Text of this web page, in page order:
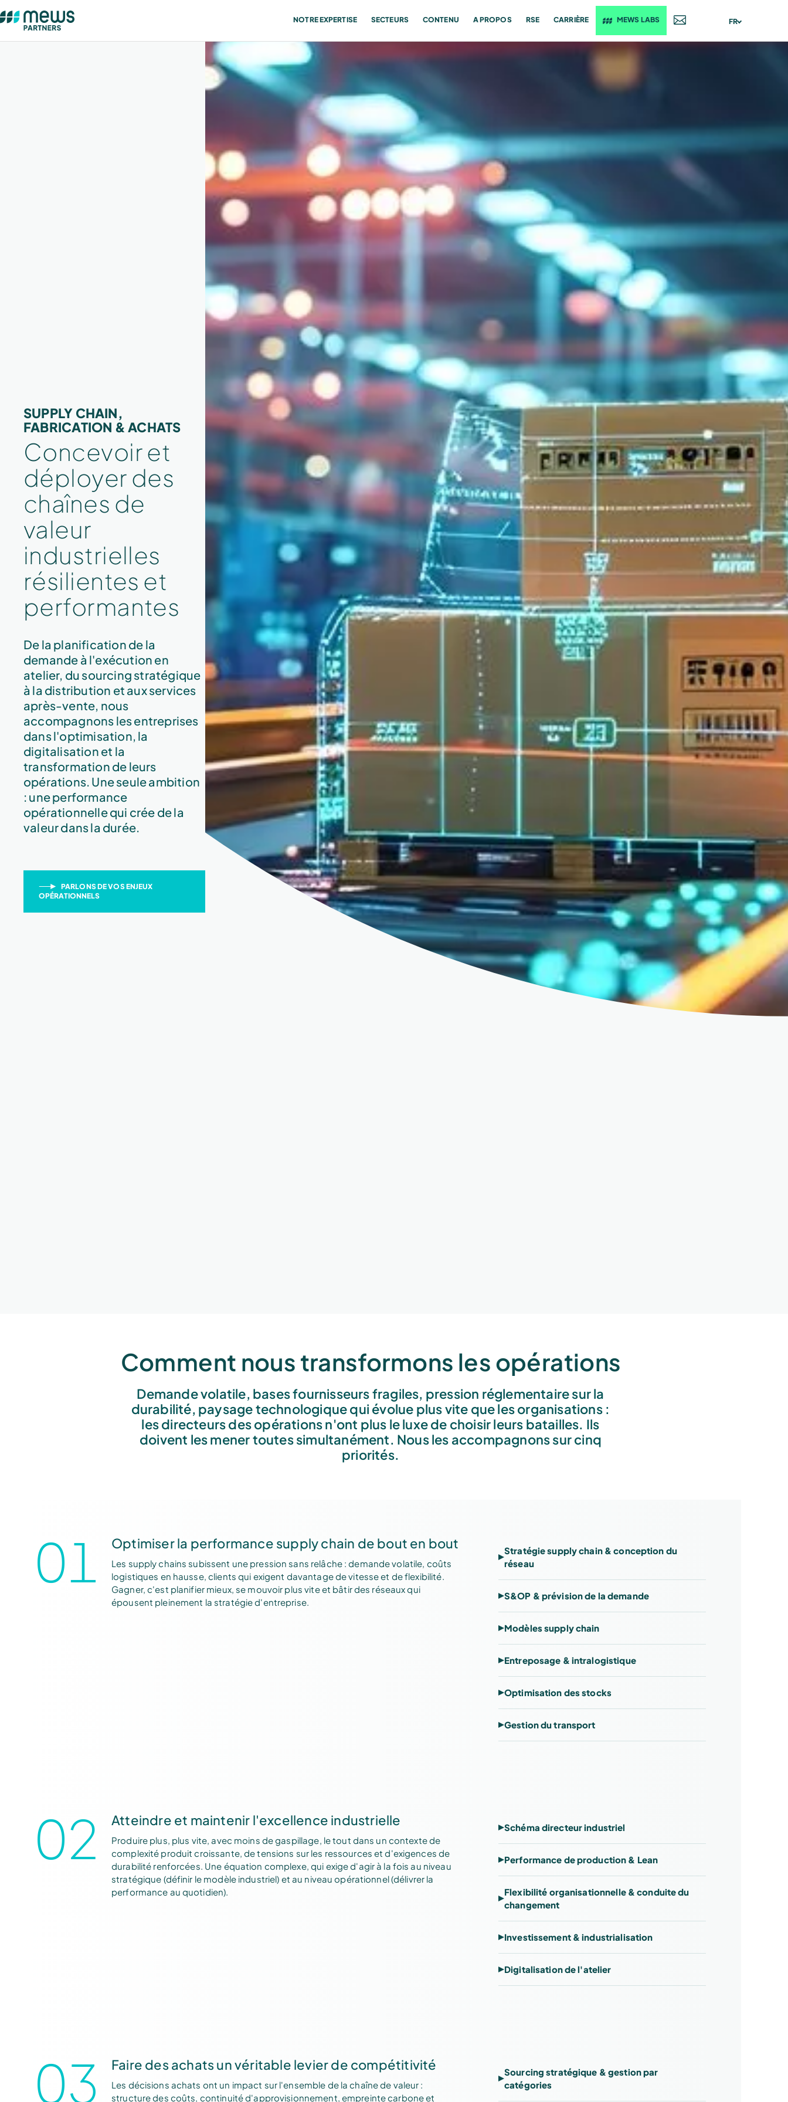
NOTRE EXPERTISE SECTEURS CONTENU A PROPOS RSE CARRIÈRE MEWS LABS FR
SUPPLY CHAIN,
FABRICATION & ACHATS
Concevoir et
déployer des
chaînes de
valeur
industrielles
résilientes et
performantes
De la planification de la
demande à l'exécution en
atelier, du sourcing stratégique
à la distribution et aux services
après-vente, nous
accompagnons les entreprises
dans l'optimisation, la
digitalisation et la
transformation de leurs
opérations. Une seule ambition
: une performance
opérationnelle qui crée de la
valeur dans la durée.
PARLONS DE VOS ENJEUX
OPÉRATIONNELS
Comment nous transformons les opérations
Demande volatile, bases fournisseurs fragiles, pression réglementaire sur la
durabilité, paysage technologique qui évolue plus vite que les organisations :
les directeurs des opérations n'ont plus le luxe de choisir leurs batailles. Ils
doivent les mener toutes simultanément. Nous les accompagnons sur cinq
priorités.
01 Optimiser la performance supply chain de bout en bout
Les supply chains subissent une pression sans relâche : demande volatile, coûts
logistiques en hausse, clients qui exigent davantage de vitesse et de flexibilité.
Gagner, c'est planifier mieux, se mouvoir plus vite et bâtir des réseaux qui
épousent pleinement la stratégie d'entreprise.
Stratégie supply chain & conception du
réseau
S&OP & prévision de la demande
Modèles supply chain
Entreposage & intralogistique
Optimisation des stocks
Gestion du transport
02 Atteindre et maintenir l'excellence industrielle
Produire plus, plus vite, avec moins de gaspillage, le tout dans un contexte de
complexité produit croissante, de tensions sur les ressources et d'exigences de
durabilité renforcées. Une équation complexe, qui exige d'agir à la fois au niveau
stratégique (définir le modèle industriel) et au niveau opérationnel (délivrer la
performance au quotidien).
Schéma directeur industriel
Performance de production & Lean
Flexibilité organisationnelle & conduite du
changement
Investissement & industrialisation
Digitalisation de l'atelier
03 Faire des achats un véritable levier de compétitivité
Les décisions achats ont un impact sur l'ensemble de la chaîne de valeur :
structure des coûts, continuité d'approvisionnement, empreinte carbone et
Sourcing stratégique & gestion par
catégories